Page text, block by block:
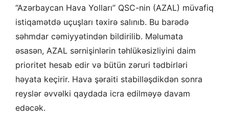
“Azərbaycan Hava Yolları” QSC-nin (AZAL) müvafiq
istiqamətdə uçuşları təxirə salınıb. Bu barədə
səhmdar cəmiyyətindən bildirilib. Məlumata
əsasən, AZAL sərnişinlərin təhlükəsizliyini daim
prioritet hesab edir və bütün zəruri tədbirləri
həyata keçirir. Hava şəraiti stabilləşdikdən sonra
reyslər əvvəlki qaydada icra edilməyə davam
edəcək.